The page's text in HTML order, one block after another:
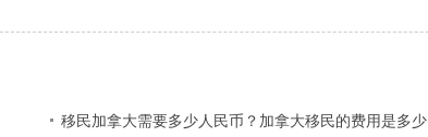
移民加拿大需要多少人民币？加拿大移民的费用是多少